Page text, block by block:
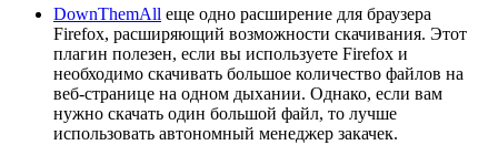
DownThemAll еще одно расширение для браузера
Firefox, расширяющий возможности скачивания. Этот
плагин полезен, если вы используете Firefox и
необходимо скачивать большое количество файлов на
веб-странице на одном дыхании. Однако, если вам
нужно скачать один большой файл, то лучше
использовать автономный менеджер закачек.